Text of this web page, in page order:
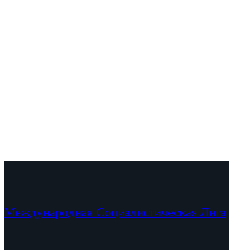
Международная Социалистическая Лига